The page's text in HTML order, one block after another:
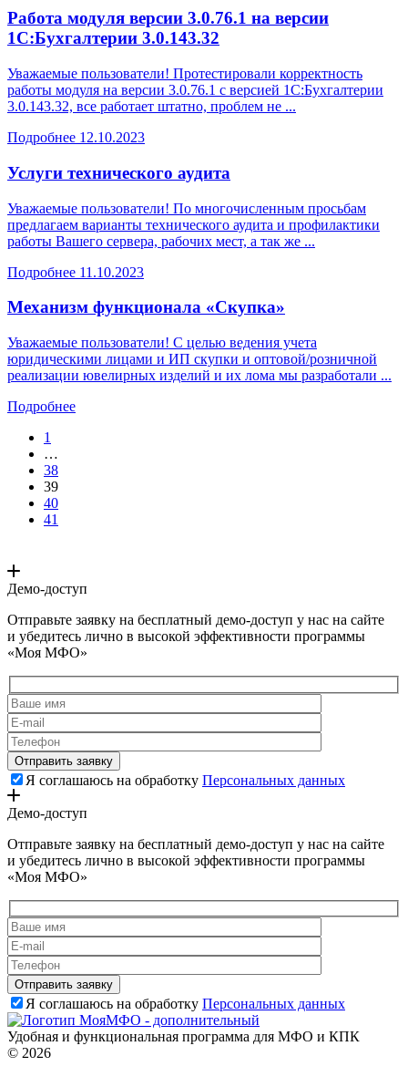
Работа модуля версии 3.0.76.1 на версии
1С:Бухгалтерии 3.0.143.32
Уважаемые пользователи! Протестировали корректность
работы модуля на версии 3.0.76.1 с версией 1С:Бухгалтерии
3.0.143.32, все работает штатно, проблем не ...
Подробнее 12.10.2023
Услуги технического аудита
Уважаемые пользователи! По многочисленным просьбам
предлагаем варианты технического аудита и профилактики
работы Вашего сервера, рабочих мест, а так же ...
Подробнее 11.10.2023
Механизм функционала «Скупка»
Уважаемые пользователи! C целью ведения учета
юридическими лицами и ИП скупки и оптовой/розничной
реализации ювелирных изделий и их лома мы разработали ...
Подробнее
1
…
38
39
40
41
Демо-доступ
Отправьте заявку на бесплатный демо-доступ у нас на сайте
и убедитесь лично в высокой эффективности программы
«Моя МФО»
Я соглашаюсь на обработку Персональных данных
Демо-доступ
Отправьте заявку на бесплатный демо-доступ у нас на сайте
и убедитесь лично в высокой эффективности программы
«Моя МФО»
Я соглашаюсь на обработку Персональных данных
Удобная и функциональная программа для МФО и КПК
© 2026